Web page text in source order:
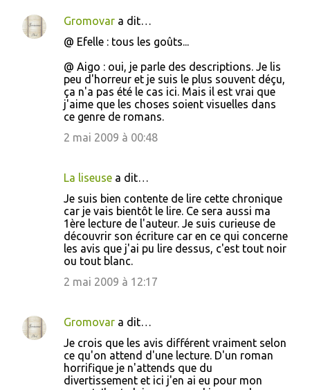
s
Gromovar a dit…
@ Efelle : tous les goûts...
@ Aigo : oui, je parle des descriptions. Je lis
peu d'horreur et je suis le plus souvent déçu,
ça n'a pas été le cas ici. Mais il est vrai que
j'aime que les choses soient visuelles dans
ce genre de romans.
2 mai 2009 à 00:48
La liseuse a dit…
Je suis bien contente de lire cette chronique
car je vais bientôt le lire. Ce sera aussi ma
1ère lecture de l'auteur. Je suis curieuse de
découvrir son écriture car en ce qui concerne
les avis que j'ai pu lire dessus, c'est tout noir
ou tout blanc.
2 mai 2009 à 12:17
Gromovar a dit…
Je crois que les avis différent vraiment selon
ce qu'on attend d'une lecture. D'un roman
horrifique je n'attends que du
divertissement et ici j'en ai eu pour mon